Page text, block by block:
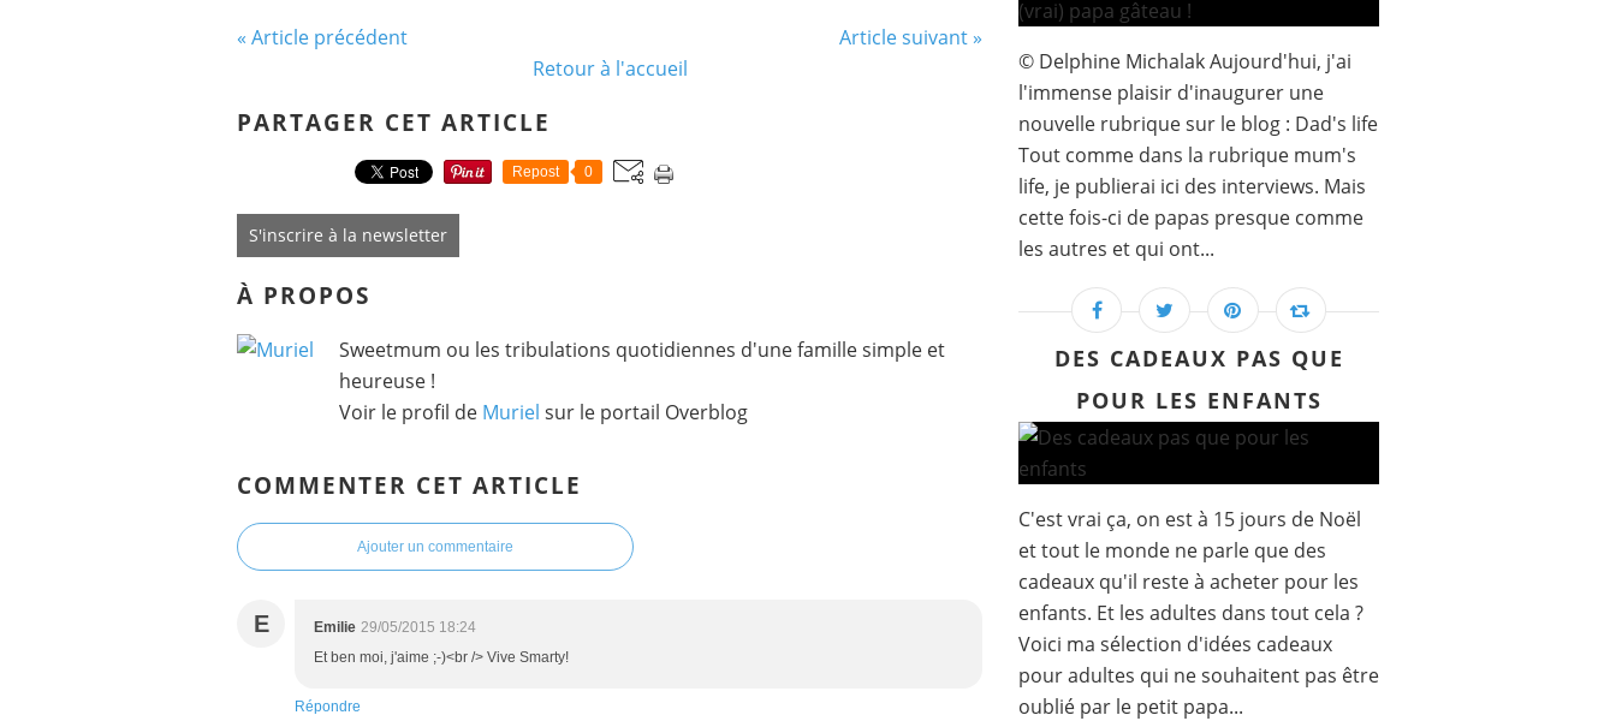
« Article précédent
Article suivant »
Retour à l'accueil
PARTAGER CET ARTICLE
Repost 0
S'inscrire à la newsletter
À PROPOS
Sweetmum ou les tribulations quotidiennes d'une famille simple et
heureuse !
Voir le profil de Muriel sur le portail Overblog
COMMENTER CET ARTICLE
Ajouter un commentaire
E Emilie 29/05/2015 18:24
Et ben moi, j'aime ;-)<br /> Vive Smarty!
Répondre
© Delphine Michalak Aujourd'hui, j'ai
l'immense plaisir d'inaugurer une
nouvelle rubrique sur le blog : Dad's life
Tout comme dans la rubrique mum's
life, je publierai ici des interviews. Mais
cette fois-ci de papas presque comme
les autres et qui ont...
DES CADEAUX PAS QUE
POUR LES ENFANTS
C'est vrai ça, on est à 15 jours de Noël
et tout le monde ne parle que des
cadeaux qu'il reste à acheter pour les
enfants. Et les adultes dans tout cela ?
Voici ma sélection d'idées cadeaux
pour adultes qui ne souhaitent pas être
oublié par le petit papa...